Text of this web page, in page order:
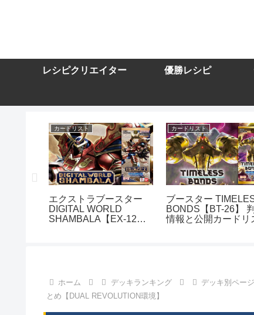
レシピクリエイター 優勝レシピ
カードリスト
エクストラブースター
DIGITAL WORLD
SHAMBALA【EX-12】
カードリスト
ブースター
BONDS【BT-26】
情報と公開カードリ
ホーム デッキランキング デッキ別ページ
とめ【DUAL REVOLUTION環境】